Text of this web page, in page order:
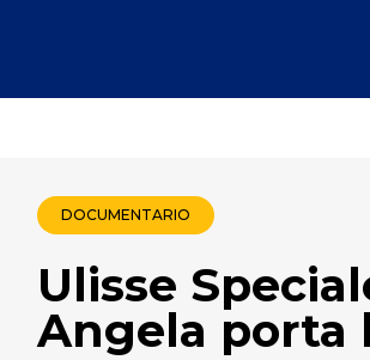
DOCUMENTARIO
Ulisse
Angela porta